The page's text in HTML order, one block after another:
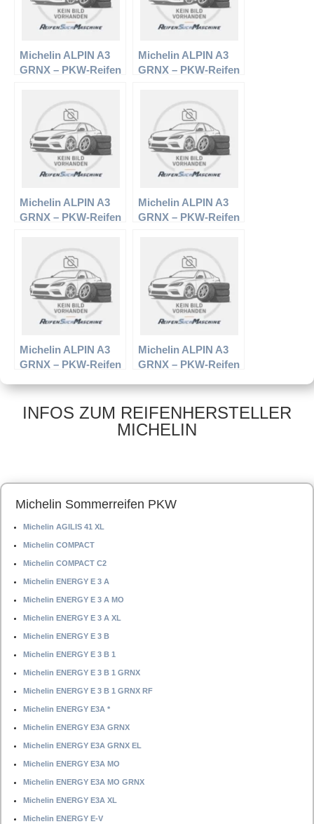
Michelin ALPIN A3
GRNX – PKW-Reifen
Michelin ALPIN A3
GRNX – PKW-Reifen
Michelin ALPIN A3
GRNX – PKW-Reifen
Michelin ALPIN A3
GRNX – PKW-Reifen
Michelin ALPIN A3
GRNX – PKW-Reifen
Winterreifen
Michelin ALPIN A3
GRNX – PKW-Reifen
Winterreifen
INFOS ZUM REIFENHERSTELLER
MICHELIN
Michelin Sommerreifen PKW
Michelin AGILIS 41 XL
Michelin COMPACT
Michelin COMPACT C2
Michelin ENERGY E 3 A
Michelin ENERGY E 3 A MO
Michelin ENERGY E 3 A XL
Michelin ENERGY E 3 B
Michelin ENERGY E 3 B 1
Michelin ENERGY E 3 B 1 GRNX
Michelin ENERGY E 3 B 1 GRNX RF
Michelin ENERGY E3A *
Michelin ENERGY E3A GRNX
Michelin ENERGY E3A GRNX EL
Michelin ENERGY E3A MO
Michelin ENERGY E3A MO GRNX
Michelin ENERGY E3A XL
Michelin ENERGY E-V